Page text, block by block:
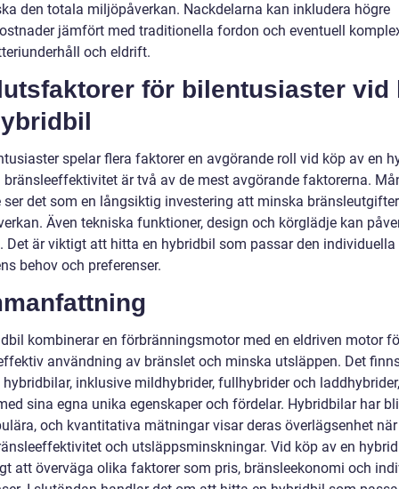
den totala miljöpåverkan. Nackdelarna kan inkludera högre
jämfört med traditionella fordon och eventuell
och eldrift.
för bilentusiaster vid
spelar flera faktorer en avgörande roll vid köp av en
bränsleeffektivitet är två av de mest avgörande faktorerna.
ser det som en långsiktig investering att minska
Även tekniska funktioner, design och körglädje kan
Det är viktigt att hitta en hybridbil som passar den individuella
behov och preferenser.
kombinerar en förbränningsmotor med en eldriven motor
användning av bränslet och minska utsläppen. Det
hybridbilar, inklusive mildhybrider, fullhybrider och
sina egna unika egenskaper och fördelar. Hybridbilar har
och kvantitativa mätningar visar deras överlägsenhet
och utsläppsminskningar. Vid köp av en
att överväga olika faktorer som pris, bränsleekonomi och